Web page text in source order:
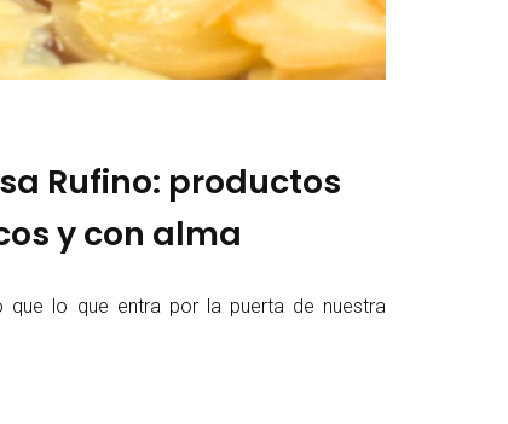
Rufino: productos
y con alma
que lo que entra por la puerta de nuestra